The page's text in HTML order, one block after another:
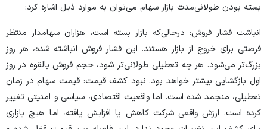
بسته بودن طولانی‌مدت بازار سهام می‌توان به موارد ذیل اشاره کرد:
انباشت فشار فروش: درحالی‌که بازار بسته است، هزاران سهامدار منتظر
فرصتی برای خروج از بازار هستند. این فشار فروش انباشته شده، هر روز
بزرگ‌تر می‌شود. هر چه تعطیلی طولانی‌تر شود، حجم فروش بالقوه در روز
اول بازگشایی بیشتر خواهد بود. نبود کشف قیمت: قیمت سهام در زمان
تعطیلی، منجمد شده است. اما واقعیت اقتصادی، سیاسی و امنیتی تغییر
کرده است. ارزش واقعی شرکت کاهش یا افزایش یافته، اما هیچ بازاری